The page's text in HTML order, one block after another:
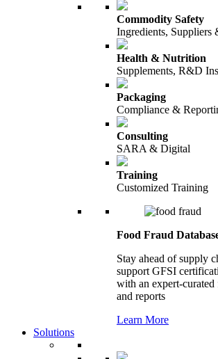
Commodity Safety
Ingredients, Suppliers
Health & Nutrition
Supplements, R&D
Packaging
Compliance &
Consulting
SARA & Digital
Training
Customized Training
Food Fraud
Stay ahead of supply
support GFSI
with an expert-curated
and reports
Learn More
Solutions